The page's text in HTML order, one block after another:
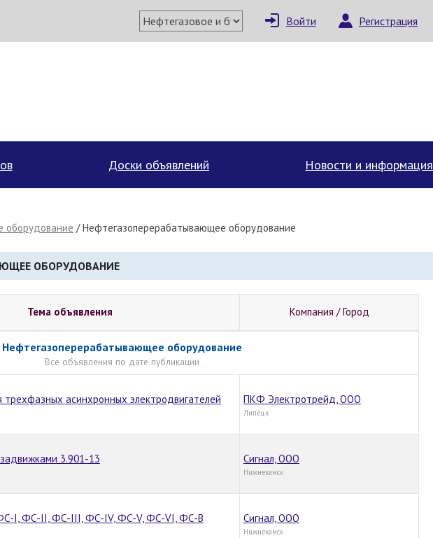
Войти Регистрация
Доски объявлений Новости и информация
оборудование /Нефтегазоперерабатывающее оборудование
ОБОРУДОВАНИЕ
Тема объявления Компания / Город
Нефтегазоперерабатывающее оборудование
Все объявления по дате публикации
асинхронных электродвигателей ПКФ Электротрейд, ООО
Липецк
3.901-13 Сигнал, ООО
Нижнекамск
I, ФС-II, ФС-III, ФС-IV, ФС-V, ФС-VI, ФС-В Сигнал, ООО
Нижнекамск